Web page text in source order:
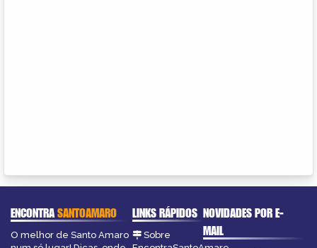
ENCONTRASANTOAMARO
O melhor de Santo Amaro
LINKS RÁPIDOS
Sobre
NOVIDADES POR E-
MAIL